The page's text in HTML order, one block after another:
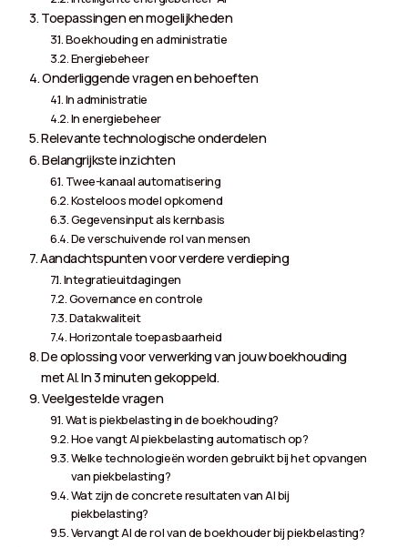
Toepassingen en mogelijkheden
Boekhouding en administratie
Energiebeheer
Onderliggende vragen en behoeften
In administratie
In energiebeheer
Relevante technologische onderdelen
Belangrijkste inzichten
Twee-kanaal automatisering
Kosteloos model opkomend
Gegevensinput als kernbasis
De verschuivende rol van mensen
Aandachtspunten voor verdere verdieping
Integratieuitdagingen
Governance en controle
Datakwaliteit
Horizontale toepasbaarheid
De oplossing voor verwerking van jouw boekhouding
met AI. In 3 minuten gekoppeld.
Veelgestelde vragen
Wat is piekbelasting in de boekhouding?
Hoe vangt AI piekbelasting automatisch op?
Welke technologieën worden gebruikt bij het opvangen
van piekbelasting?
Wat zijn de concrete resultaten van AI bij
piekbelasting?
Vervangt AI de rol van de boekhouder bij piekbelasting?